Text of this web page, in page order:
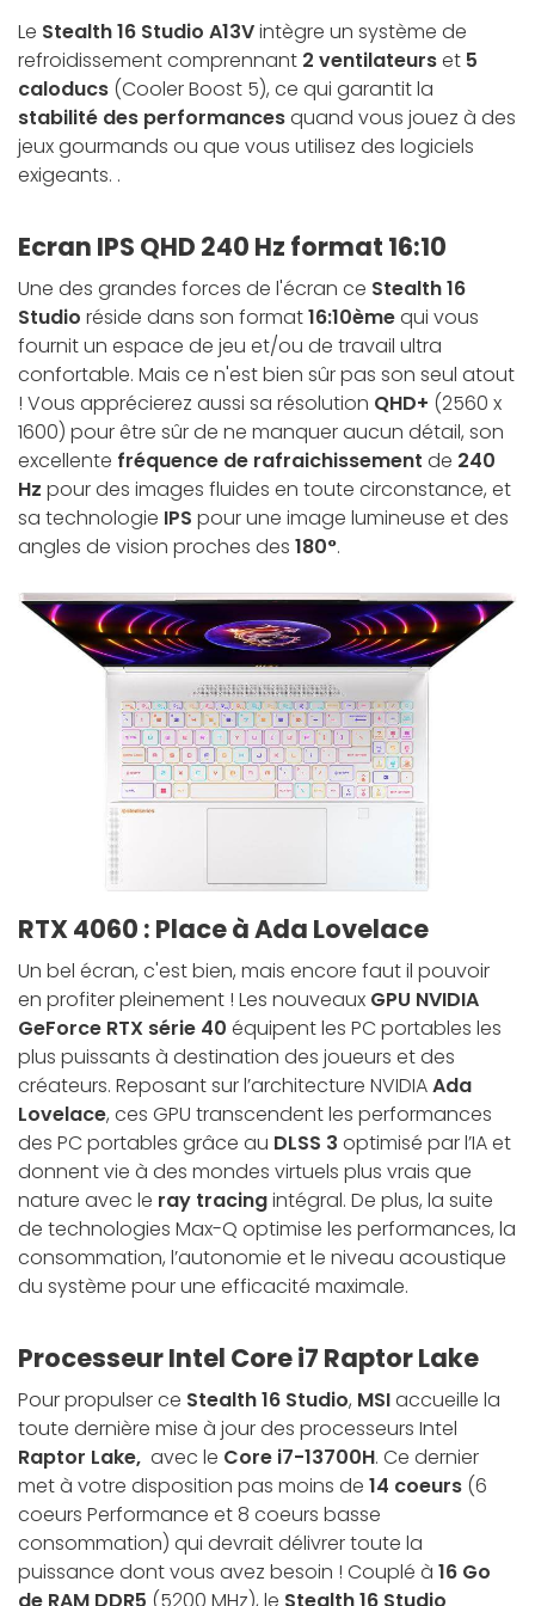
Le Stealth 16 Studio A13Vintègre un système de
refroidissement comprennant 2 ventilateurset 5
caloducs (Cooler Boost 5), ce qui garantit la
stabilité des performancesquand vous jouez à des
jeux gourmands ou que vous utilisez des logiciels
exigeants. .
Ecran IPS QHD 240 Hz format 16:10
Une des grandes forces de l'écran ce Stealth 16
Studio réside dans son format16:10èmequi vous
fournit un espace de jeu et/ou de travail ultra
confortable. Mais ce n'est bien sûr pas son seul atout
! Vous apprécierez aussi sa résolution QHD+ (2560 x
1600) pour être sûr de ne manquer aucun détail, son
excellente fréquence de rafraichissement de 240
Hz pour des images fluides en toute circonstance, et
sa technologie IPS pour une image lumineuse et des
angles de vision proches des 180°.
RTX 4060 : Place à Ada Lovelace
Un bel écran, c'est bien, mais encore faut il pouvoir
en profiter pleinement ! Les nouveaux GPU NVIDIA
GeForce RTX série 40 équipent les PC portables les
plus puissants à destination des joueurs et des
créateurs. Reposant sur l’architecture NVIDIAAda
Lovelace, ces GPU transcendent les performances
des PC portables grâce au DLSS 3 optimisé par l’IA et
donnent vie à des mondes virtuels plus vrais que
nature avec le ray tracingintégral. De plus, la suite
de technologies Max-Q optimise les performances, la
consommation, l’autonomie et le niveau acoustique
du système pour une efficacité maximale.
Processeur Intel Core i7 Raptor Lake
Pour propulser ce Stealth 16 Studio, MSIaccueille la
toute dernière mise à jour des processeurs Intel
Raptor Lake, avec le Core i7-13700H. Ce dernier
met à votre disposition pas moins de 14 coeurs (6
coeurs Performance et 8 coeurs basse
consommation) qui devrait délivrer toute la
puissance dont vous avez besoin ! Couplé à 16 Go